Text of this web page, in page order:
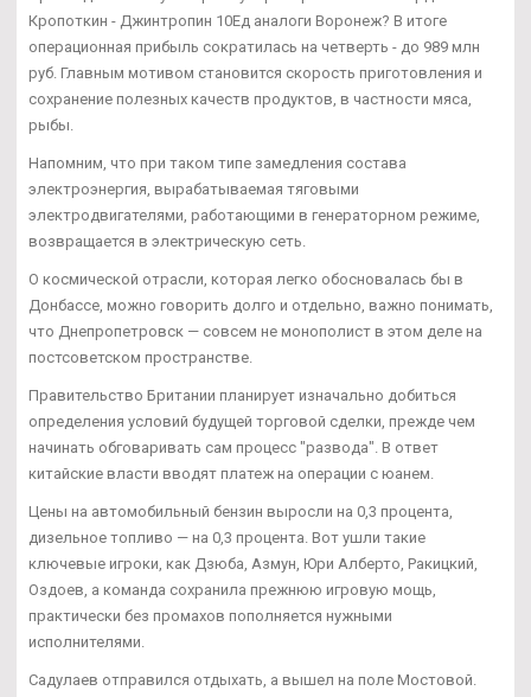
Кропоткин - Джинтропин 10Ед аналоги Воронеж? В итоге
операционная прибыль сократилась на четверть - до 989 млн
руб. Главным мотивом становится скорость приготовления и
сохранение полезных качеств продуктов, в частности мяса,
рыбы.
Напомним, что при таком типе замедления состава
электроэнергия, вырабатываемая тяговыми
электродвигателями, работающими в генераторном режиме,
возвращается в электрическую сеть.
О космической отрасли, которая легко обосновалась бы в
Донбассе, можно говорить долго и отдельно, важно понимать,
что Днепропетровск — совсем не монополист в этом деле на
постсоветском пространстве.
Правительство Британии планирует изначально добиться
определения условий будущей торговой сделки, прежде чем
начинать обговаривать сам процесс "развода". В ответ
китайские власти вводят платеж на операции с юанем.
Цены на автомобильный бензин выросли на 0,3 процента,
дизельное топливо — на 0,3 процента. Вот ушли такие
ключевые игроки, как Дзюба, Азмун, Юри Алберто, Ракицкий,
Оздоев, а команда сохранила прежнюю игровую мощь,
практически без промахов пополняется нужными
исполнителями.
Садулаев отправился отдыхать, а вышел на поле Мостовой.